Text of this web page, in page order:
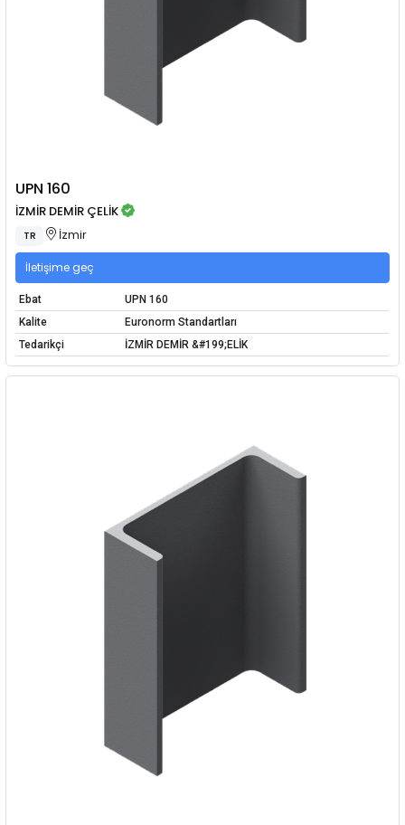
UPN 160
İZMİR DEMİR ÇELİK
TR İzmir
İletişime geç
Ebat
UPN 160
Kalite
Euronorm Standartları
Tedarikçi
İZMİR DEMİR &#199;ELİK